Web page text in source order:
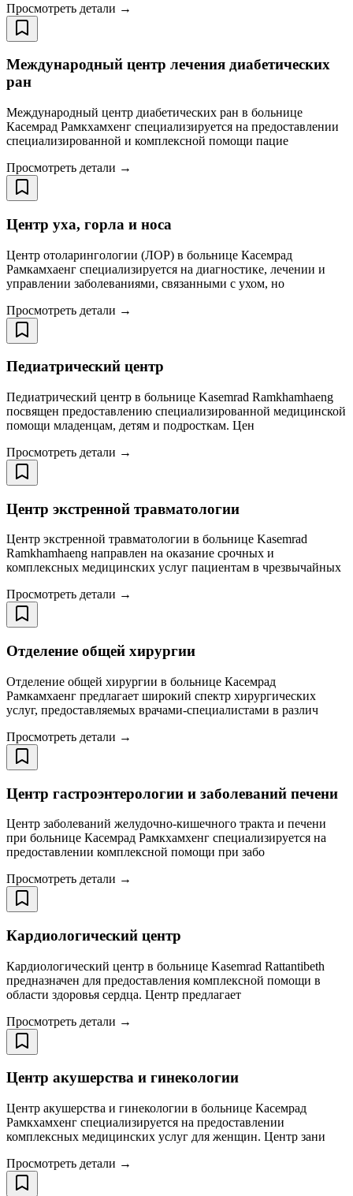
Просмотреть детали →
Международный центр лечения диабетических
ран
Международный центр диабетических ран в больнице
Касемрад Рамкхамхенг специализируется на предоставлении
специализированной и комплексной помощи пацие
Просмотреть детали →
Центр уха, горла и носа
Центр отоларингологии (ЛОР) в больнице Касемрад
Рамкамхаенг специализируется на диагностике, лечении и
управлении заболеваниями, связанными с ухом, но
Просмотреть детали →
Педиатрический центр
Педиатрический центр в больнице Kasemrad Ramkhamhaeng
посвящен предоставлению специализированной медицинской
помощи младенцам, детям и подросткам. Цен
Просмотреть детали →
Центр экстренной травматологии
Центр экстренной травматологии в больнице Kasemrad
Ramkhamhaeng направлен на оказание срочных и
комплексных медицинских услуг пациентам в чрезвычайных
Просмотреть детали →
Отделение общей хирургии
Отделение общей хирургии в больнице Касемрад
Рамкамхаенг предлагает широкий спектр хирургических
услуг, предоставляемых врачами-специалистами в различ
Просмотреть детали →
Центр гастроэнтерологии и заболеваний печени
Центр заболеваний желудочно-кишечного тракта и печени
при больнице Касемрад Рамкхамхенг специализируется на
предоставлении комплексной помощи при забо
Просмотреть детали →
Кардиологический центр
Кардиологический центр в больнице Kasemrad Rattantibeth
предназначен для предоставления комплексной помощи в
области здоровья сердца. Центр предлагает
Просмотреть детали →
Центр акушерства и гинекологии
Центр акушерства и гинекологии в больнице Касемрад
Рамкхамхенг специализируется на предоставлении
комплексных медицинских услуг для женщин. Центр зани
Просмотреть детали →